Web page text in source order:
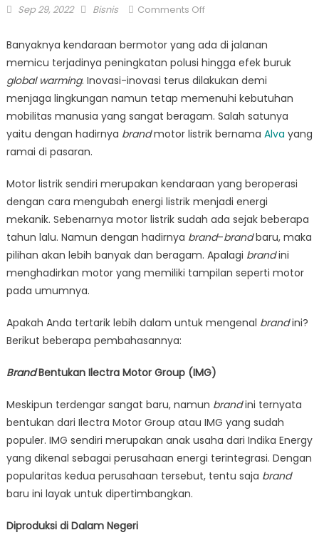
Posted
Sep 29, 2022 Author
Bisnis Comments Offon
Brand
Motor
Listrik
Ramai
di
Banyaknya kendaraan bermotor yang ada di jalanan
memicu terjadinya peningkatan polusi hingga efek buruk
global warming. Inovasi-inovasi terus dilakukan demi
menjaga lingkungan namun tetap memenuhi kebutuhan
mobilitas manusia yang sangat beragam. Salah satunya
yaitu dengan hadirnya brandmotor listrik bernama Alva yang
ramai di pasaran.
Motor listrik sendiri merupakan kendaraan yang beroperasi
dengan cara mengubah energi listrik menjadi energi
mekanik. Sebenarnya motor listrik sudah ada sejak beberapa
tahun lalu. Namun dengan hadirnya brand–brandbaru, maka
pilihan akan lebih banyak dan beragam. Apalagi brandini
menghadirkan motor yang memiliki tampilan seperti motor
pada umumnya.
Apakah Anda tertarik lebih dalam untuk mengenal brandini?
Berikut beberapa pembahasannya:
BrandBentukan Ilectra Motor Group (IMG)
Meskipun terdengar sangat baru, namun brandini ternyata
bentukan dari Ilectra Motor Group atau IMG yang sudah
populer. IMG sendiri merupakan anak usaha dari Indika Energy
yang dikenal sebagai perusahaan energi terintegrasi. Dengan
popularitas kedua perusahaan tersebut, tentu saja brand
baru ini layak untuk dipertimbangkan.
Diproduksi di Dalam Negeri